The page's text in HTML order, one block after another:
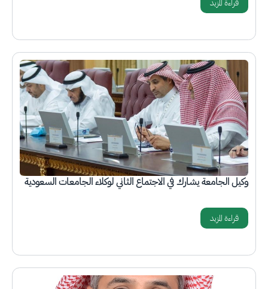
قراءة المزيد
الصورة
وكيل الجامعة يشارك في الاجتماع الثاني لوكلاء الجامعات السعودية
قراءة المزيد